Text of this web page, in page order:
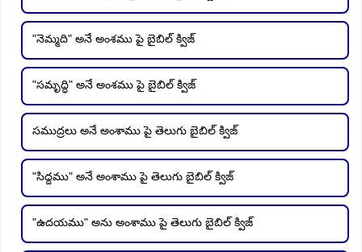
"నెమ్మది" అనే అంశము పై బైబిల్ క్విజ్
"సమృద్ధి" అనే అంశము పై బైబిల్ క్విజ్
సముద్రలు అనే అంశాము పై తెలుగు బైబిల్ క్విజ్
"సిద్దము" అనే అంశాము పై తెలుగు బైబిల్ క్విజ్
"ఉదయము" అను అంశాము పై తెలుగు బైబిల్ క్విజ్